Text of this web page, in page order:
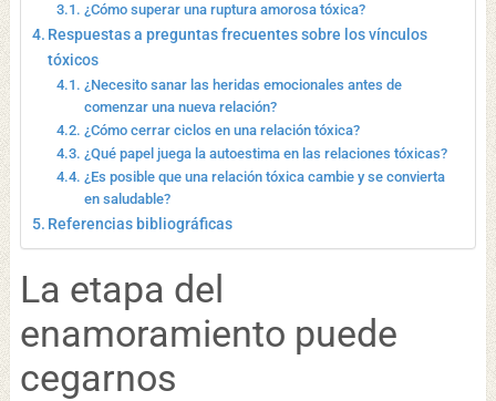
¿Cómo superar una ruptura amorosa tóxica?
Respuestas a preguntas frecuentes sobre los vínculos
tóxicos
¿Necesito sanar las heridas emocionales antes de
comenzar una nueva relación?
¿Cómo cerrar ciclos en una relación tóxica?
¿Qué papel juega la autoestima en las relaciones tóxicas?
¿Es posible que una relación tóxica cambie y se convierta
en saludable?
Referencias bibliográficas
La etapa del
enamoramiento puede
cegarnos